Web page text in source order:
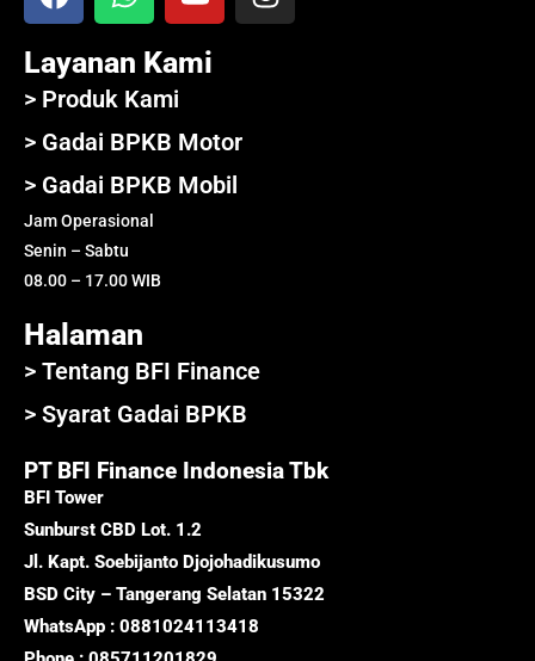
Layanan Kami
> Produk Kami
> Gadai BPKB Motor
> Gadai BPKB Mobil
Jam Operasional
Senin – Sabtu
08.00 – 17.00 WIB
Halaman
> Tentang BFI Finance
> Syarat Gadai BPKB
PT BFI Finance Indonesia Tbk
BFI Tower
Sunburst CBD Lot. 1.2
Jl. Kapt. Soebijanto Djojohadikusumo
BSD City – Tangerang Selatan 15322
WhatsApp : 0881024113418